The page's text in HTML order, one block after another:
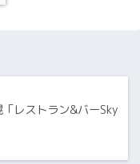
レストラン&バーSky